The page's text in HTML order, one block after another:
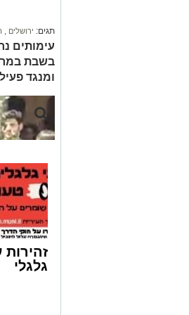
שוהה
השניים
שם צפויים
תגים: ירושלים
עימותים
בשבת
ומנגד
גלגלי